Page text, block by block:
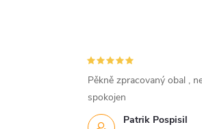
Patrik Pospisil
Pěkně zpracovaný obal ,
spokojen